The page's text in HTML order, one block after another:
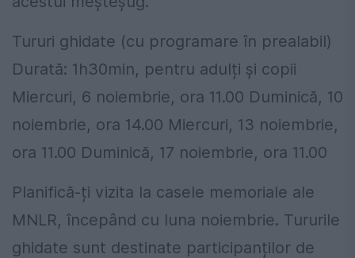
Tururi ghidate (cu programare în prealabil)
Durată: 1h30min, pentru adulți și copii
Miercuri, 6 noiembrie, ora 11.00 Duminică, 10
noiembrie, ora 14.00 Miercuri, 13 noiembrie,
ora 11.00 Duminică, 17 noiembrie, ora 11.00
Planifică-ți vizita la casele memoriale ale
MNLR, începând cu luna noiembrie. Tururile
ghidate sunt destinate participanților de